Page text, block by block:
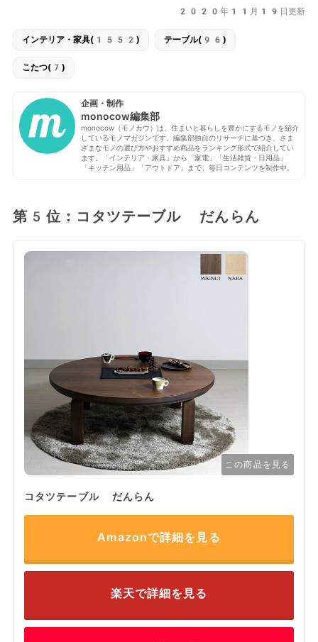
2020年11月19日更新
インテリア・家具(1552) テーブル(96)
こたつ(7)
企画・制作
monocow編集部
monocow（モノカウ）は、住まいと暮らしを豊かにするモノを紹介
しているモノマガジンです。編集部独自のリサーチに基づき、さま
ざまなモノの選び方やおすすめ商品をランキング形式で紹介してい
ます。「インテリア・家具」から「家電」「生活雑貨・日用品」
「キッチン用品」「アウトドア」まで、毎日コンテンツを制作中。
第5位：コタツテーブル だんらん
この商品を見る
コタツテーブル だんらん
Amazonで詳細を見る
楽天で詳細を見る